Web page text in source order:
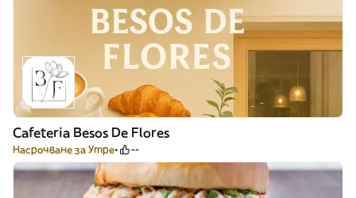
Cafeteria Besos De Flores
Насрочване за Утре --